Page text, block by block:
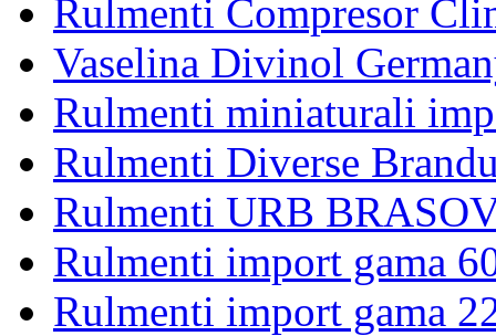
Rulmenti Compresor
Vaselina Divinol
Rulmenti miniaturali
Rulmenti Diverse
Rulmenti URB
Rulmenti import gama
Rulmenti import gama